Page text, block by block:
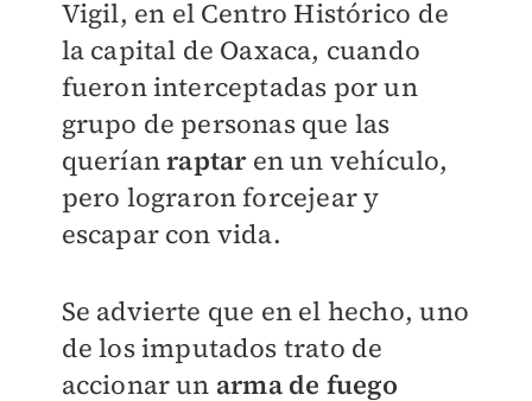
Vigil, en el Centro Histórico de
la capital de Oaxaca, cuando
fueron interceptadas por un
grupo de personas que las
queríanraptaren un vehículo,
pero lograron forcejear y
escapar con vida.
Se advierte que en el hecho, uno
de los imputados trato de
accionar un arma de fuego